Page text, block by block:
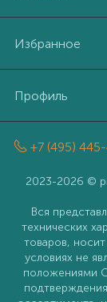
Избранное
Профиль
+7 (495)
2023-2026 ©
Вся
технических
товаров,
условиях не
положениями